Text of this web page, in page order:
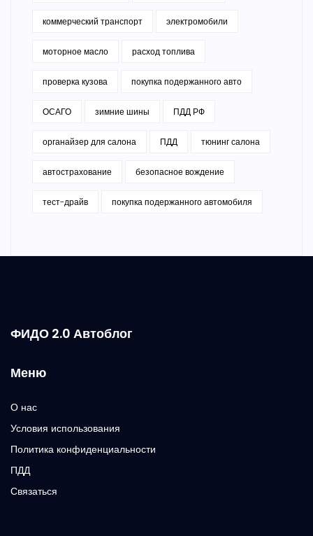
коммерческий транспорт электромобили
моторное масло расход топлива
проверка кузова покупка подержанного авто
ОСАГО зимние шины ПДД РФ
органайзер для салона ПДД тюнинг салона
автострахование безопасное вождение
тест-драйв покупка подержанного автомобиля
ФИДО 2.0 Автоблог
Меню
О нас
Условия использования
Политика конфиденциальности
ПДД
Связаться